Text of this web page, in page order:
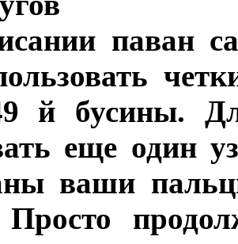
паван
й бусины.
еще один
ваши
Просто